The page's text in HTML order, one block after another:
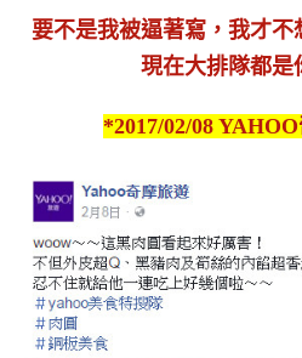
要不是我被逼著寫，我才不
現在大排隊都是
*2017/02/08